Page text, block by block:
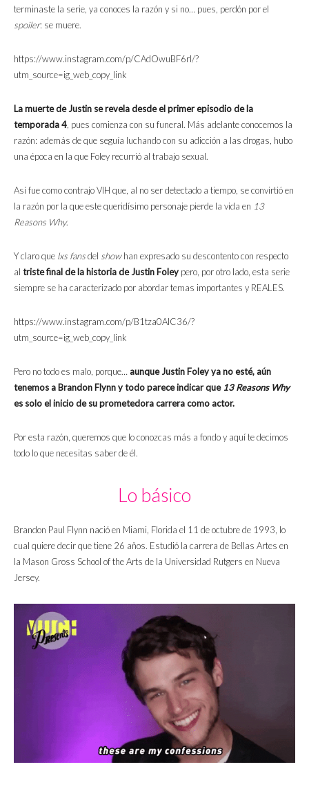
terminaste la serie, ya conoces la razón y si no… pues, perdón por el
spoiler: se muere.
https://www.instagram.com/p/CAdOwuBF6rl/?
utm_source=ig_web_copy_link
La muerte de Justin se revela desde el primer episodio de la
temporada 4, pues comienza con su funeral. Más adelante conocemos la
razón: además de que seguía luchando con su adicción a las drogas, hubo
una época en la que Foley recurrió al trabajo sexual.
Así fue como contrajo VIH que, al no ser detectado a tiempo, se convirtió en
la razón por la que este queridísimo personaje pierde la vida en 13
Reasons Why.
Y claro que lxs fansdel showhan expresado su descontento con respecto
al triste final de la historia de Justin Foley pero, por otro lado, esta serie
siempre se ha caracterizado por abordar temas importantes y REALES.
https://www.instagram.com/p/B1tza0AlC36/?
utm_source=ig_web_copy_link
Pero no todo es malo, porque… aunque Justin Foley ya no esté, aún
tenemos a Brandon Flynn y todo parece indicar que 13 Reasons Why
es solo el inicio de su prometedora carrera como actor.
Por esta razón, queremos que lo conozcas más a fondo y aquí te decimos
todo lo que necesitas saber de él.
Lo básico
Brandon Paul Flynn nació en Miami, Florida el 11 de octubre de 1993, lo
cual quiere decir que tiene 26 años. Estudió la carrera de Bellas Artes en
la Mason Gross School of the Arts de la Universidad Rutgers en Nueva
Jersey.